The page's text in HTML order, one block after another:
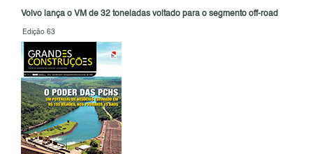
Volvo lança o VM de 32 toneladas voltado para o segmento off-road
Edição 63